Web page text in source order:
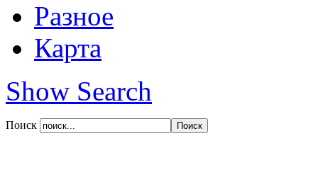
Разное
Карта
Show Search
Поиск